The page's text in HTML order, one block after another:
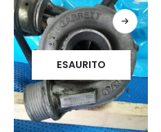
ESAURITO